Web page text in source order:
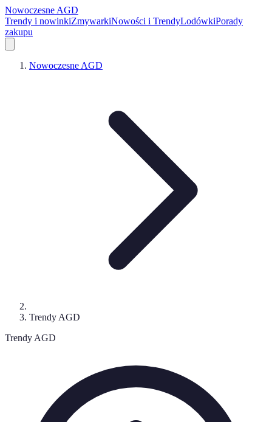
Nowoczesne AGD
Trendy i nowinkiZmywarkiNowości i TrendyLodówkiPorady
zakupu
Nowoczesne AGD
Trendy AGD
Trendy AGD